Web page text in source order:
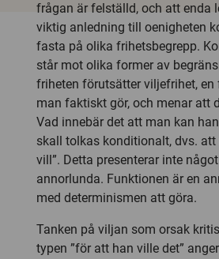
frågan är felställd, och att enda
viktig anledning till oenigheten
fasta på olika frihetsbegrepp.
står mot olika former av
friheten förutsätter viljefrihet,
man faktiskt gör, och menar att
Vad innebär det att man kan
skall tolkas konditionalt, dvs.
vill”. Detta presenterar inte
annorlunda. Funktionen är en
med determinismen att göra.
Tanken på viljan som orsak
typen ”för att han ville det”